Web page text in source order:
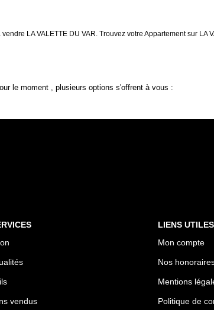
LA VALETTE DU VAR. Trouvez votre Appartement sur
le moment , plusieurs options s'offrent à vous :
vendus
LIENS UTILES
Mon compte
Nos
Mentions
Politique de